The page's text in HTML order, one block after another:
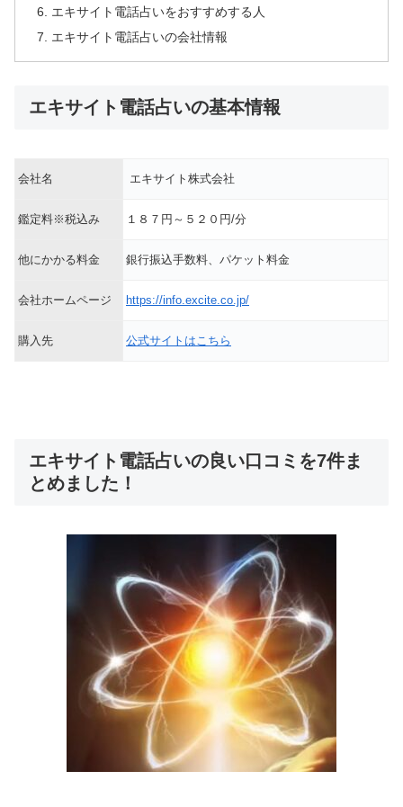
エキサイト電話占いをおすすめする人
エキサイト電話占いの会社情報
エキサイト電話占いの基本情報
会社名 エキサイト株式会社
鑑定料※税込み １８７円～５２０円/分
他にかかる料金 銀行振込手数料、パケット料金
会社ホームページ https://info.excite.co.jp/
購入先 公式サイトはこちら
エキサイト電話占いの良い口コミを7件ま
とめました！